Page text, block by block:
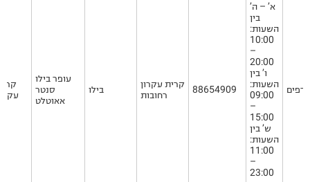
עופר בילו
סנטר
אאוטלט
בילו
קרית עקרון
רחובות
88654909
א’ – ה’
בין
השעות:
10:00
–
20:00
ו’ בין
השעות:
09:00
–
15:00
ש’ בין
השעות:
11:00
–
23:00